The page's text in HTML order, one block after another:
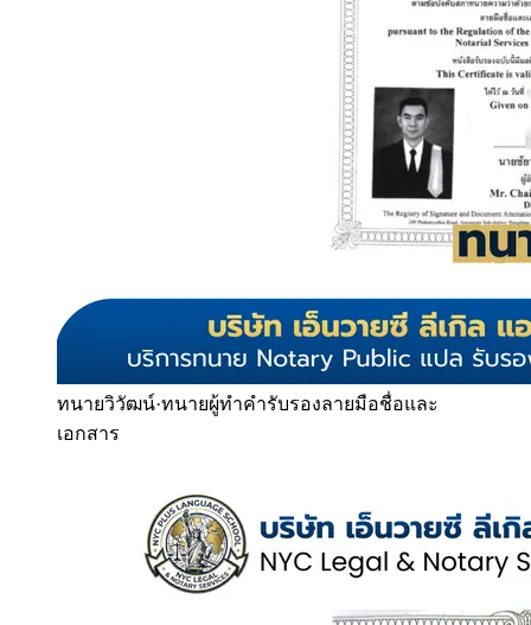
ทนายวิวัฒน์·ทนายผู้ทำคำรับรองลายมือชื่อและ
เอกสาร